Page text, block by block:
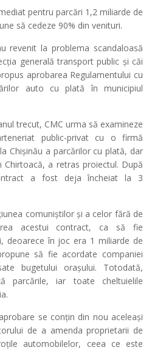
pentru parcări 1,2 miliarde de
să cedeze 90% din venituri.
revenit la problema scandaloasă
generală transport public și căi
aprobarea Regulamentului cu
auto cu plată în municipiul
trecut, CMC urma să examineze
public-privat cu o firmă
Chișinău a parcărilor cu plată, dar
a retras proiectul. După
a fost deja încheiat la 3
comuniștilor și a celor fără de
acestui contract, ca să fie
deoarece în joc era 1 miliarde de
să fie acordate companiei
bugetului orașului. Totodată,
parcările, iar toate cheltuielile
se conțin din nou aceleași
de a amenda proprietarii de
automobilelor, ceea ce este